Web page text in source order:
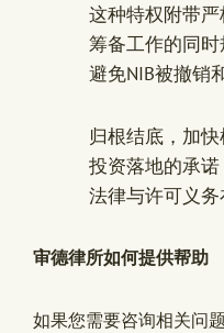
这种特权附带
筹备工作的同
避免NIB被撤销
归根结底，加
投资落地的承
法律与许可义务
审德律所如何提供帮助
如果您需要咨询相关问